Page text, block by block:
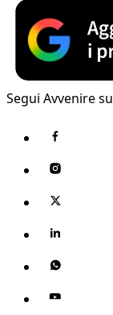
Segui Avvenire su